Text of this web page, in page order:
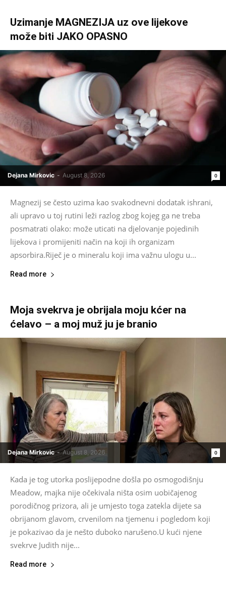
Uzimanje MAGNEZIJA uz ove lijekove
može biti JAKO OPASNO
Dejana Mirkovic - August 8, 2026 0
Magnezij se često uzima kao svakodnevni dodatak ishrani,
ali upravo u toj rutini leži razlog zbog kojeg ga ne treba
posmatrati olako: može uticati na djelovanje pojedinih
lijekova i promijeniti način na koji ih organizam
apsorbira.Riječ je o mineralu koji ima važnu ulogu u...
Read more
Moja svekrva je obrijala moju kćer na
ćelavo – a moj muž ju je branio
Dejana Mirkovic - August 8, 2026 0
Kada je tog utorka poslijepodne došla po osmogodišnju
Meadow, majka nije očekivala ništa osim uobičajenog
porodičnog prizora, ali je umjesto toga zatekla dijete sa
obrijanom glavom, crvenilom na tjemenu i pogledom koji
je pokazivao da je nešto duboko narušeno.U kući njene
svekrve Judith nije...
Read more